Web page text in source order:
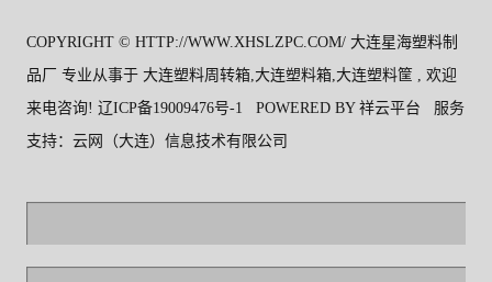
COPYRIGHT © HTTP://WWW.XHSLZPC.COM/ 大连星海塑料制
品厂 专业从事于 大连塑料周转箱, 大连塑料箱, 大连塑料筐, 欢迎
来电咨询! 辽ICP备19009476号-1 POWERED BY 祥云平台
服务
支持： 云网（大连）信息技术有限公司